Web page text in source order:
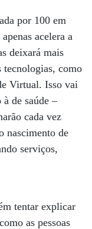
por 100 em
acelera a
deixará mais
como
Virtual. Isso vai
de saúde –
cada vez
nascimento de
serviços,
tentar explicar
as pessoas